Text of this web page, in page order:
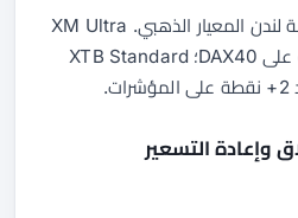
في جلسة لندن المعيار الذهبي. XM Ultra
على DAX40؛ XTB Standard